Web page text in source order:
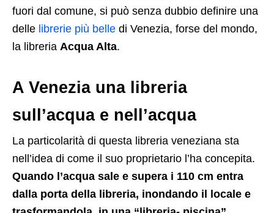
fuori dal comune, si può senza dubbio definire una
delle librerie più belle di Venezia, forse del mondo,
la libreria Acqua Alta.
A Venezia una libreria
sull’acqua e nell’acqua
La particolarità di questa libreria veneziana sta
nell’idea di come il suo proprietario l’ha concepita.
Quando l’acqua sale e supera i 110 cm entra
dalla porta della libreria, inondando il locale e